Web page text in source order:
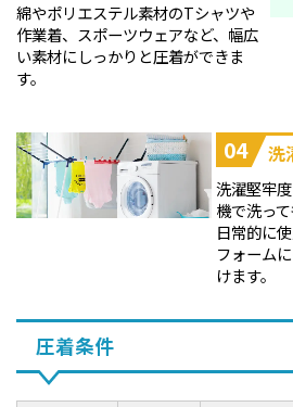
綿やポリエステル素材のTシャツや
作業着、スポーツウェアなど、幅広
い素材にしっかりと圧着ができま
す。
04 洗
洗濯堅牢
機で洗っ
日常的に
フォーム
けます。
圧着条件